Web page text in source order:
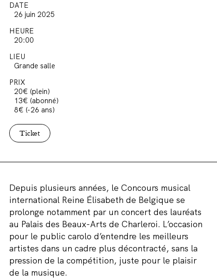
DATE
26 juin 2025
HEURE
20:00
LIEU
Grande salle
PRIX
20€ (plein)
13€ (abonné)
8€ (-26 ans)
Ticket
Depuis plusieurs années, le Concours musical
international Reine Élisabeth de Belgique se
prolonge notamment par un concert des lauréats
au Palais des Beaux-Arts de Charleroi. L’occasion
pour le public carolo d’entendre les meilleurs
artistes dans un cadre plus décontracté, sans la
pression de la compétition, juste pour le plaisir
de la musique.